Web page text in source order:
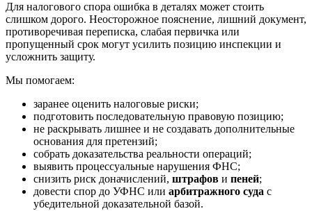
Для налогового спора ошибка в деталях может стоить
слишком дорого. Неосторожное пояснение, лишний документ,
противоречивая переписка, слабая первичка или
пропущенный срок могут усилить позицию инспекции и
усложнить защиту.
Мы помогаем:
заранее оценить налоговые риски;
подготовить последовательную правовую позицию;
не раскрывать лишнее и не создавать дополнительные
основания для претензий;
собрать доказательства реальности операций;
выявить процессуальные нарушения ФНС;
снизить риск доначислений, штрафов и пеней;
довести спор до УФНС или арбитражного суда с
убедительной доказательной базой.